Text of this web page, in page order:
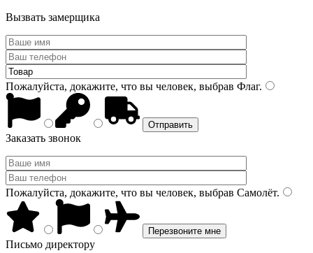
Вызвать замерщика
Пожалуйста, докажите, что вы человек, выбрав Флаг.
Заказать звонок
Пожалуйста, докажите, что вы человек, выбрав Самолёт.
Письмо директору